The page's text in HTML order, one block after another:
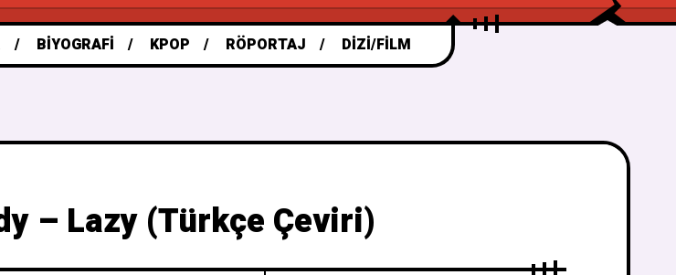
BIYOGRAFI KPOP RÖPORTAJ DIZI/FILM
– Lazy (Türkçe Çeviri)